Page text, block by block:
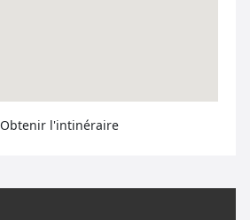
Obtenir l'intinéraire